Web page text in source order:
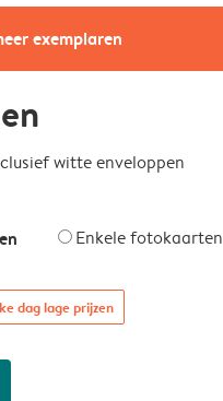
exemplaren
witte enveloppen
Enkele fotokaarten
dag lage prijzen